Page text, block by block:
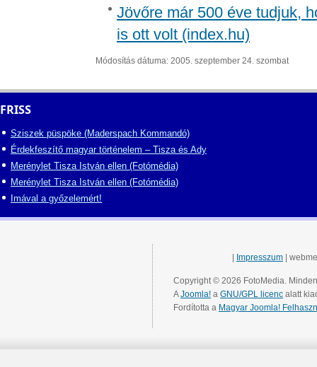
Jövőre már 500 éve tudjuk,
is ott volt (index.hu)
Módosítás dátuma: 2005. szeptember 24. szombat
FRISS
Sziszek püspöke (Maderspach Kommandó)
Érdekfeszítő magyar történelem – Tisza és Ady
Merénylet Tisza István ellen (Fotómédia)
Merénylet Tisza István ellen (Fotómédia)
Imával a győzelemért!
Impresszum |
Copyright © 2026 FotoMedia.
AJoomla! a GNU/GPL licenc alatt
Fordította a Magyar Joomla!